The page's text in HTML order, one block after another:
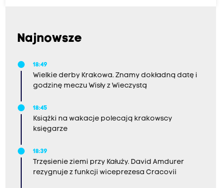
Najnowsze
18:49
Wielkie derby Krakowa. Znamy dokładną datę i
godzinę meczu Wisły z Wieczystą
18:45
Książki na wakacje polecają krakowscy
księgarze
18:39
Trzęsienie ziemi przy Kałuży. David Amdurer
rezygnuje z funkcji wiceprezesa Cracovii